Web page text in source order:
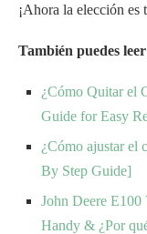
¡Ahora la elección es
También puedes
¿Cómo Quitar el
Guide for Easy
¿Cómo ajustar el
By Step Guide]
John Deere E100
Handy & ¿Por